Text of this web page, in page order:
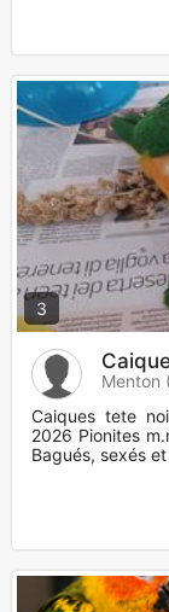
3
Menton
Caiques tete
2026 Pionites
Bagués, sexés